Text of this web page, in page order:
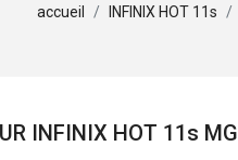
accueil INFINIX HOT 11s
INFINIX HOT 11s MG